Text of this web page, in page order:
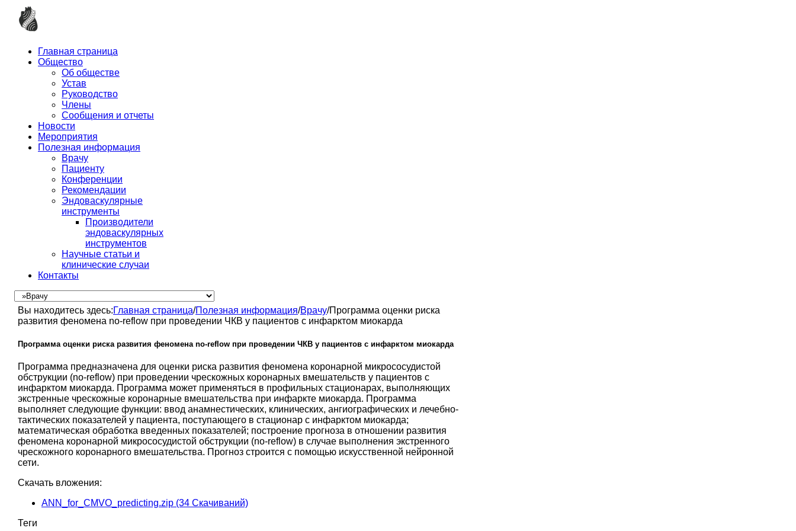
Главная страница
Общество
Об обществе
Устав
Руководство
Члены
Сообщения и отчеты
Новости
Мероприятия
Полезная информация
Врачу
Пациенту
Конференции
Рекомендации
Эндоваскулярные
инструменты
Производители
эндоваскулярных
инструментов
Научные статьи и
клинические случаи
Контакты
Вы находитесь здесь:Главная страница/Полезная информация/Врачу/Программа оценки риска
развития феномена no-reflow при проведении ЧКВ у пациентов с инфарктом миокарда
Программа оценки риска развития феномена no-reflow при проведении ЧКВ у пациентов с инфарктом миокарда
Программа предназначена для оценки риска развития феномена коронарной микрососудистой
обструкции (no-reflow) при проведении чрескожных коронарных вмешательств у пациентов с
инфарктом миокарда. Программа может применяться в профильных стационарах, выполняющих
экстренные чрескожные коронарные вмешательства при инфаркте миокарда. Программа
выполняет следующие функции: ввод анамнестических, клинических, ангиографических и лечебно-
тактических показателей у пациента, поступающего в стационар с инфарктом миокарда;
математическая обработка введенных показателей; построение прогноза в отношении развития
феномена коронарной микрососудистой обструкции (no-reflow) в случае выполнения экстренного
чрескожного коронарного вмешательства. Прогноз строится с помощью искусственной нейронной
сети.
Скачать вложения:
ANN_for_CMVO_predicting.zip (34 Скачиваний)
Теги